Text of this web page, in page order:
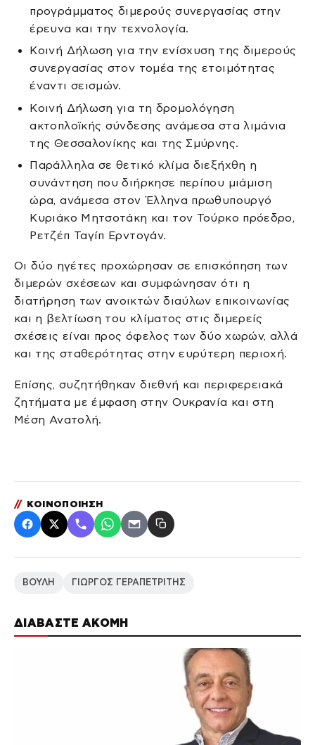
ΔΙΑΒΑΣΤΕ ΑΚΟΜΗ
προγράμματος διμερούς συνεργασίας στην
έρευνα και την τεχνολογία.
Κοινή Δήλωση για την ενίσχυση της διμερούς
συνεργασίας στον τομέα της ετοιμότητας
έναντι σεισμών.
Koινή Δήλωση για τη δρομολόγηση
ακτοπλοϊκής σύνδεσης ανάμεσα στα λιμάνια
της Θεσσαλονίκης και της Σμύρνης.
Παράλληλα σε θετικό κλίμα διεξήχθη η
συνάντηση που διήρκησε περίπου μιάμιση
ώρα, ανάμεσα στον Έλληνα πρωθυπουργό
Κυριάκο Μητσοτάκη και τον Τούρκο πρόεδρο,
Ρετζέπ Ταγίπ Ερντογάν.
Οι δύο ηγέτες προχώρησαν σε επισκόπηση των
διμερών σχέσεων και συμφώνησαν ότι η
διατήρηση των ανοικτών διαύλων επικοινωνίας
και η βελτίωση του κλίματος στις διμερείς
σχέσεις είναι προς όφελος των δύο χωρών, αλλά
και της σταθερότητας στην ευρύτερη περιοχή.
Επίσης, συζητήθηκαν διεθνή και περιφερειακά
ζητήματα με έμφαση στην Ουκρανία και στη
Μέση Ανατολή.
// ΚΟΙΝΟΠΟΙΗΣΗ
ΒΟΥΛΗ ΓΙΩΡΓΟΣ ΓΕΡΑΠΕΤΡΙΤΗΣ